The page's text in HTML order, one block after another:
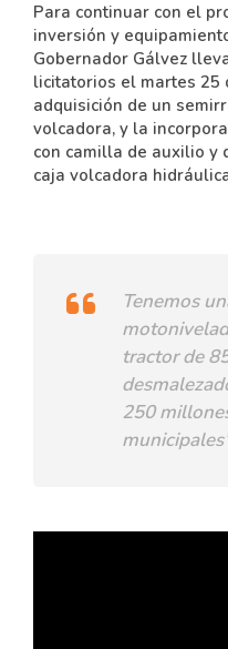
Para continuar con el
inversión y
Gobernador Gálvez
licitatorios el martes 25
adquisición de un
volcadora, y la
con camilla de auxilio y
caja volcadora
Tenemos
tractor de
250